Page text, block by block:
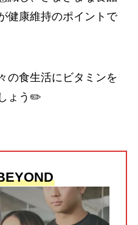
健康維持のポイントで
の食生活にビタミンを
ょう✏️